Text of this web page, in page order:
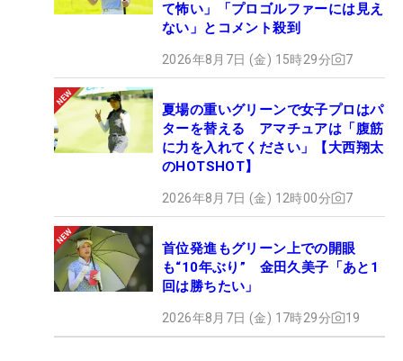
て怖い」「プロゴルファーには見え
ない」とコメント殺到
2026年8月7日 (金) 15時29分 7
夏場の重いグリーンで女子プロはパ
ターを替える アマチュアは「腹筋
に力を入れてください」【大西翔太
のHOTSHOT】
2026年8月7日 (金) 12時00分 7
首位発進もグリーン上での開眼
も“10年ぶり” 金田久美子「あと1
回は勝ちたい」
2026年8月7日 (金) 17時29分 19